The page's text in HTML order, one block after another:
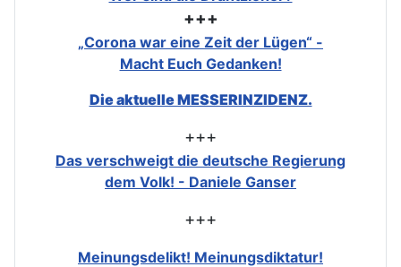
+++
„Corona war eine Zeit der Lügen“ -
Macht Euch Gedanken!
Die aktuelle MESSERINZIDENZ.
+++
Das verschweigt die deutsche Regierung
dem Volk! - Daniele Ganser
+++
Meinungsdelikt! Meinungsdiktatur!